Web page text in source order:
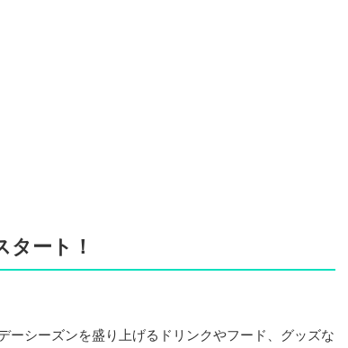
ート！
ーシーズンを盛り上げるドリンクやフード、グッズな